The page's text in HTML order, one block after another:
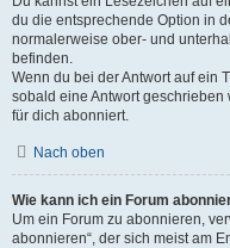
du die entsprechende Option in
normalerweise ober- und
befinden.
Wenn du bei der Antwort auf ein
sobald eine Antwort geschrieben
für dich abonniert.
Nach oben
Wie kann ich ein Forum
Um ein Forum zu abonnieren,
abonnieren“, der sich meist am